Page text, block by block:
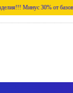
Минус 30% от базовой цены